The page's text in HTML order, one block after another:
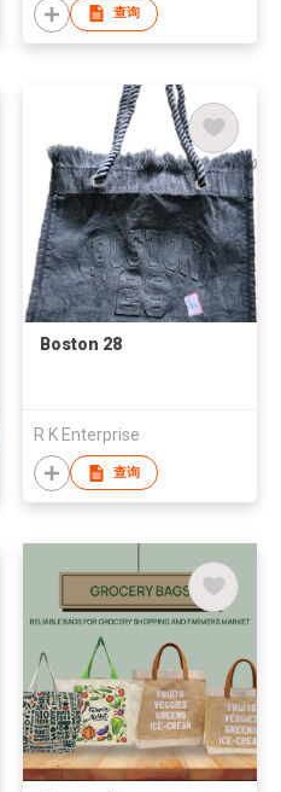
查询
Boston 28
R K Enterprise
查询